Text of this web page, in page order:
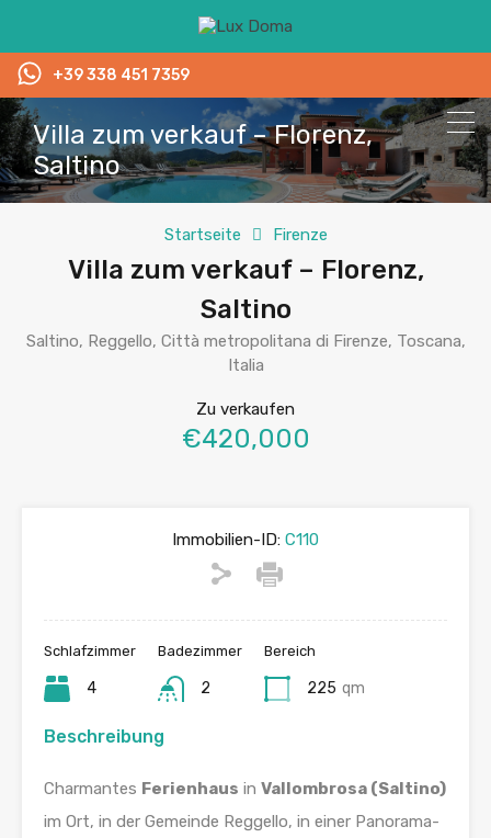
+39 338 451 7359
Villa zum verkauf – Florenz,
Saltino
Startseite Firenze
Villa zum verkauf – Florenz,
Saltino
Saltino, Reggello, Città metropolitana di Firenze, Toscana,
Italia
Zu verkaufen
€420,000
Immobilien-ID: C110
Schlafzimmer
4
Badezimmer
2
Bereich
225 qm
Beschreibung
Charmantes Ferienhaus in Vallombrosa (Saltino)
im Ort, in der Gemeinde Reggello, in einer Panorama-